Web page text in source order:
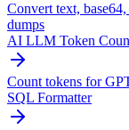
Convert text,
dumps
AI LLM Token
Count tokens for
SQL Formatter